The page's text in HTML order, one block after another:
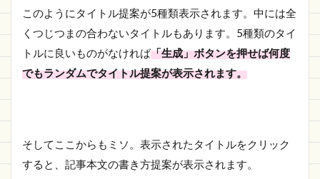
このようにタイトル提案が5種類表示されます。中には全
くつじつまの合わないタイトルもあります。5種類のタイ
トルに良いものがなければ「生成」ボタンを押せば何度
でもランダムでタイトル提案が表示されます。
そしてここからもミソ。表示されたタイトルをクリック
すると、記事本文の書き方提案が表示されます。